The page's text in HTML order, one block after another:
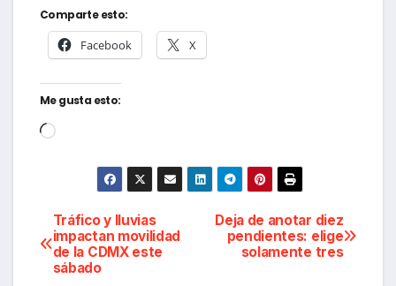
Comparte esto:
Facebook X
Me gusta esto:
Cargando...
Navegación
de
Deja de anotar diez
pendientes: elige
solamente tres
Tráfico y lluvias
impactan movilidad
de la CDMX este
sábado